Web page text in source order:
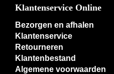
Klantenservice Online
Bezorgen en afhalen
Klantenservice
Retourneren
Klantenbestand
Algemene voorwaarden